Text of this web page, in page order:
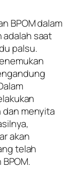
BPOM dalam
adalah saat
palsu.
menyita
akan
telah